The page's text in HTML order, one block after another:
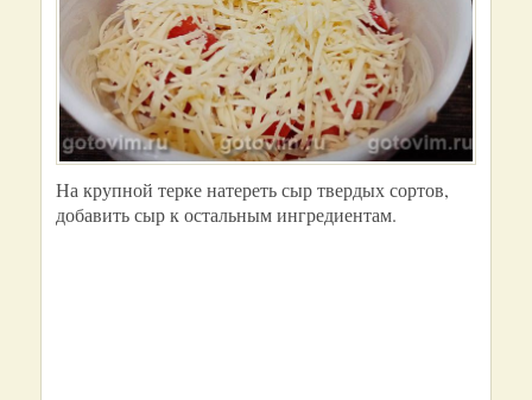
На крупной терке натереть сыр твердых сортов,
добавить сыр к остальным ингредиентам.